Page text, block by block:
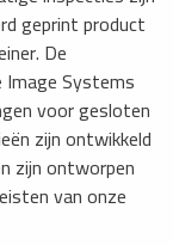
geprint product
De
Systems
voor gesloten
zijn ontwikkeld
zijn ontworpen
van onze